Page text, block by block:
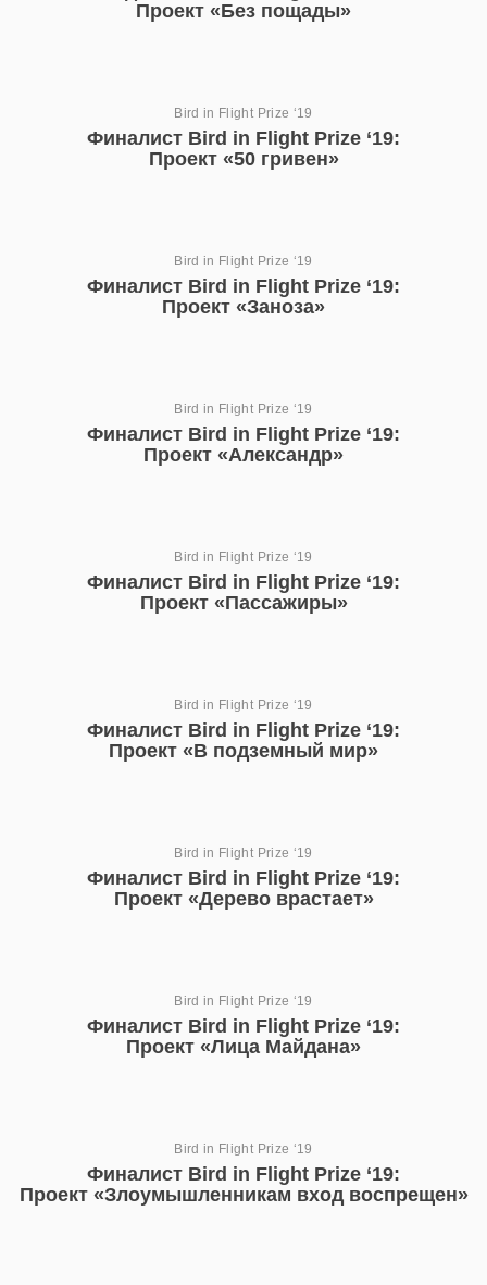
Проект «Без пощады»
Bird in Flight Prize ‘19
Финалист Bird in Flight Prize ‘19:
Проект «50 гривен»
Bird in Flight Prize ‘19
Финалист Bird in Flight Prize ‘19:
Проект «Заноза»
Bird in Flight Prize ‘19
Финалист Bird in Flight Prize ‘19:
Проект «Александр»
Bird in Flight Prize ‘19
Финалист Bird in Flight Prize ‘19:
Проект «Пассажиры»
Bird in Flight Prize ‘19
Финалист Bird in Flight Prize ‘19:
Проект «В подземный мир»
Bird in Flight Prize ‘19
Финалист Bird in Flight Prize ‘19:
Проект «Дерево врастает»
Bird in Flight Prize ‘19
Финалист Bird in Flight Prize ‘19:
Проект «Лица Майдана»
Bird in Flight Prize ‘19
Финалист Bird in Flight Prize ‘19:
Проект «Злоумышленникам вход воспрещен»